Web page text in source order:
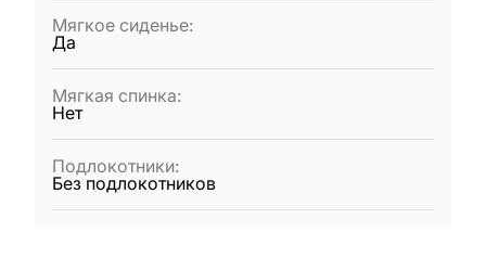
Мягкое сиденье:
Да
Мягкая спинка:
Нет
Подлокотники:
Без подлокотников